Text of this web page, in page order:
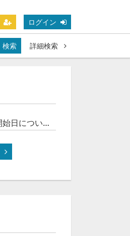
ログイン
検索
詳細検索
受験対策WEB講座 配信開始日について(予定)